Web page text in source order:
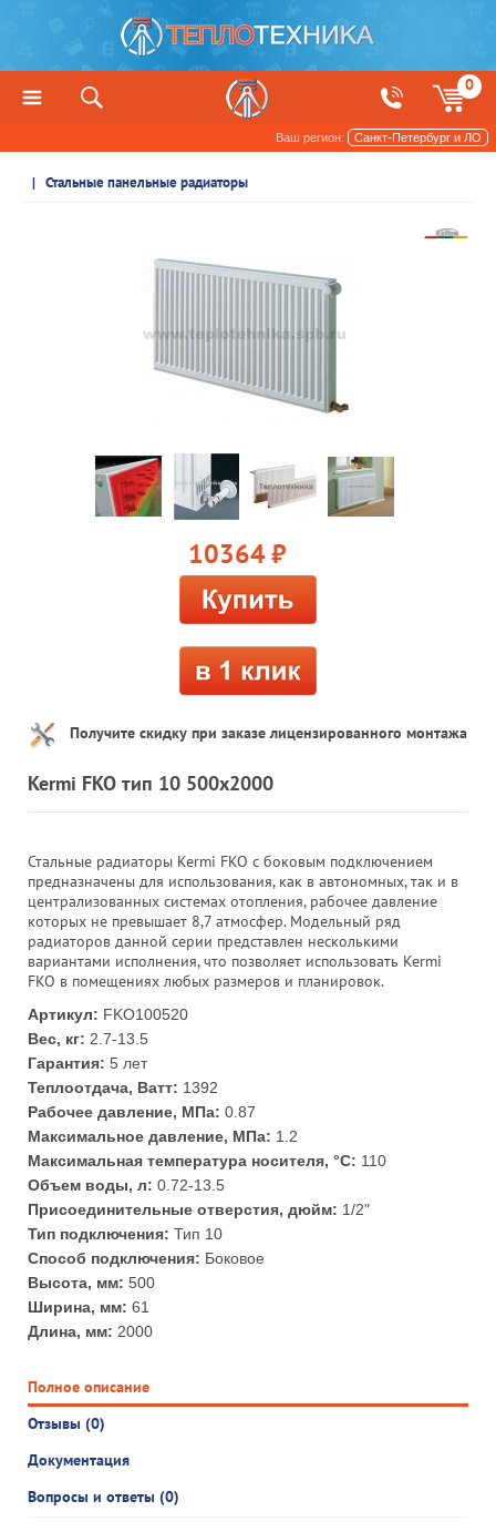
0
Ваш регион: Санкт-Петербург и ЛО
Радиаторы отопления и обогреватели
Стальные панельные радиаторы
10364 руб.
Получите скидку при заказе лицензированного монтажа
Kermi FKO тип 10 500x2000
Стальные радиаторы Kermi FKO с боковым подключением
предназначены для использования, как в автономных, так и в
централизованных системах отопления, рабочее давление
которых не превышает 8,7 атмосфер. Модельный ряд
радиаторов данной серии представлен несколькими
вариантами исполнения, что позволяет использовать Kermi
FKO в помещениях любых размеров и планировок.
Артикул: FKO100520
Вес, кг: 2.7-13.5
Гарантия: 5 лет
Теплоотдача, Ватт: 1392
Рабочее давление, МПа: 0.87
Максимальное давление, МПа: 1.2
Максимальная температура носителя, °С: 110
Объем воды, л: 0.72-13.5
Присоединительные отверстия, дюйм: 1/2"
Тип подключения: Тип 10
Способ подключения: Боковое
Высота, мм: 500
Ширина, мм: 61
Длина, мм: 2000
Полное описание
Отзывы (0)
Документация
Вопросы и ответы (0)